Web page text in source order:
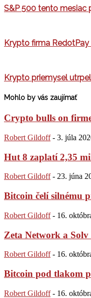
S&P 500 tento mesiac
Krypto firma RedotPay
Krypto priemysel
Mohlo by vás zaujímať
Crypto bulls on
Robert Gildoff - 3. júla
Hut 8 zaplatí 2,35
Robert Gildoff - 23. júna
Bitcoin čelí silnému
Robert Gildoff - 16.
Zeta Network a
Robert Gildoff - 16.
Bitcoin pod tlakom
Robert Gildoff - 16.